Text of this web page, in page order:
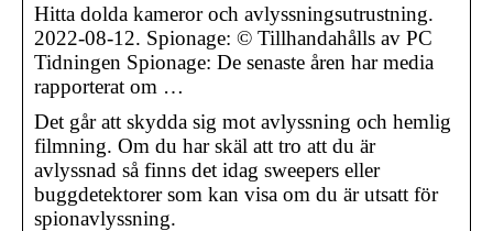
Hitta dolda kameror och avlyssningsutrustning.
2022-08-12. Spionage: © Tillhandahålls av PC
Tidningen Spionage: De senaste åren har media
rapporterat om …
Det går att skydda sig mot avlyssning och hemlig
filmning. Om du har skäl att tro att du är
avlyssnad så finns det idag sweepers eller
buggdetektorer som kan visa om du är utsatt för
spionavlyssning.